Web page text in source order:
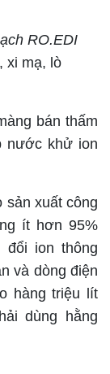
RO.EDI
xi mạ, lò
bán thấm
nước khử ion
sản xuất công
ít hơn 95%
đổi ion thông
và dòng điện
hàng triệu lít
dùng hằng